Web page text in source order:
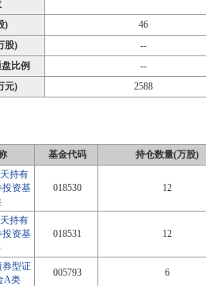
)
46
股)
--
比例
--
元)
2588
基金代码 持仓数量(万股)
持有
投资基
018530 12
持有
投资基
018531 12
券型证
A类
005793 6